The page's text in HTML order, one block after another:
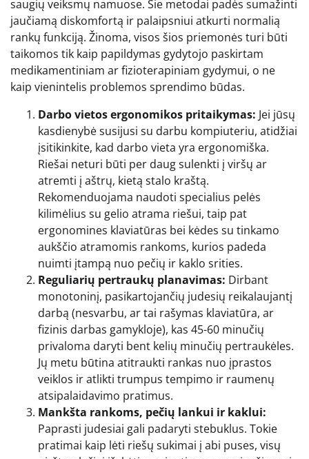
saugių veiksmų namuose. Šie metodai padės sumažinti
jaučiamą diskomfortą ir palaipsniui atkurti normalią
rankų funkciją. Žinoma, visos šios priemonės turi būti
taikomos tik kaip papildymas gydytojo paskirtam
medikamentiniam ar fizioterapiniam gydymui, o ne
kaip vienintelis problemos sprendimo būdas.
Darbo vietos ergonomikos pritaikymas: Jei jūsų
kasdienybė susijusi su darbu kompiuteriu, atidžiai
įsitikinkite, kad darbo vieta yra ergonomiška.
Riešai neturi būti per daug sulenkti į viršų ar
atremti į aštrų, kietą stalo kraštą.
Rekomenduojama naudoti specialius pelės
kilimėlius su gelio atrama riešui, taip pat
ergonomines klaviatūras bei kėdes su tinkamo
aukščio atramomis rankoms, kurios padeda
nuimti įtampą nuo pečių ir kaklo srities.
Reguliarių pertraukų planavimas: Dirbant
monotoninį, pasikartojančių judesių reikalaujantį
darbą (nesvarbu, ar tai rašymas klaviatūra, ar
fizinis darbas gamykloje), kas 45-60 minučių
privaloma daryti bent kelių minučių pertraukėles.
Jų metu būtina atitraukti rankas nuo įprastos
veiklos ir atlikti trumpus tempimo ir raumenų
atsipalaidavimo pratimus.
Mankšta rankoms, pečių lankui ir kaklui:
Paprasti judesiai gali padaryti stebuklus. Tokie
pratimai kaip lėti riešų sukimai į abi puses, visų